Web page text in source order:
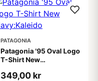
PATAGONIA
Patagonia '95 Oval Logo
T-Shirt New
349,00 kr